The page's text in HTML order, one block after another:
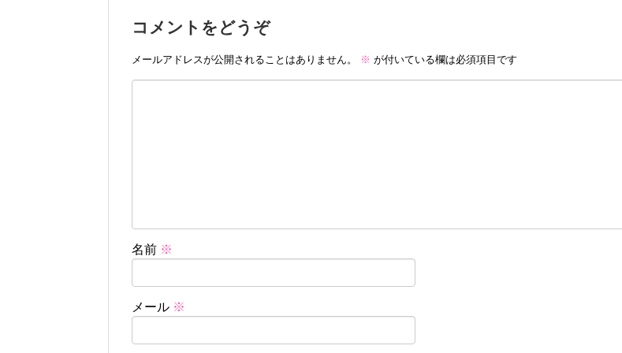
コメントをどうぞ
メールアドレスが公開されることはありません。 ※ が付いている欄は必須項目です
名前 ※
メール ※